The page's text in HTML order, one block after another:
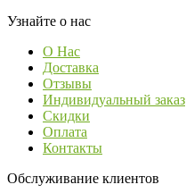
Узнайте о нас
О Нас
Доставка
Отзывы
Индивидуальный заказ
Скидки
Оплата
Контакты
Обслуживание клиентов